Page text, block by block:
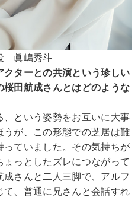
眞嶋秀斗
ターとの共演という珍しい
田航成さんとはどのような
という姿勢をお互いに大事
が、この形態での芝居は難
っていました。その気持ちが
っとしたズレにつながって
さんと二人三脚で、アルフ
て、普通に兄さんと会話すれ